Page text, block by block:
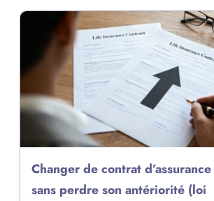
Changer de contrat
sans perdre son antériorité (loi